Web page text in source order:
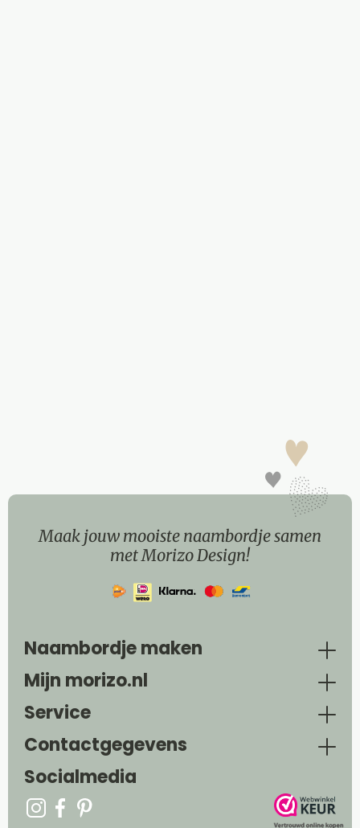
Maak jouw mooiste naambordje samen
met Morizo Design!
Naambordje maken
Mijn morizo.nl
Service
Contactgegevens
Socialmedia